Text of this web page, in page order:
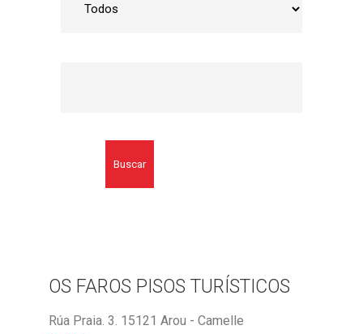
Buscar
OS FAROS PISOS TURÍSTICOS
Rúa Praia. 3. 15121 Arou - Camelle